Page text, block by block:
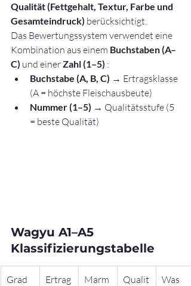
Qualität (Fettgehalt, Textur, Farbe und
Gesamteindruck) berücksichtigt.
Das Bewertungssystem verwendet eine
Kombination aus einem Buchstaben (A–
C) und einer Zahl (1–5) :
Buchstabe (A, B, C) → Ertragsklasse
(A = höchste Fleischausbeute)
Nummer (1–5) → Qualitätsstufe (5
= beste Qualität)
Wagyu A1–A5
Klassifizierungstabelle
Grad Ertrag
Marm
Qualit
Was